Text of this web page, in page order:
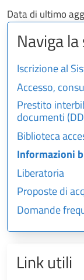
Data di ultimo
Naviga
Iscrizione al
Accesso,
Prestito
documenti
Biblioteca
Informazioni
Liberatoria
Proposte di
Domande
Link utili